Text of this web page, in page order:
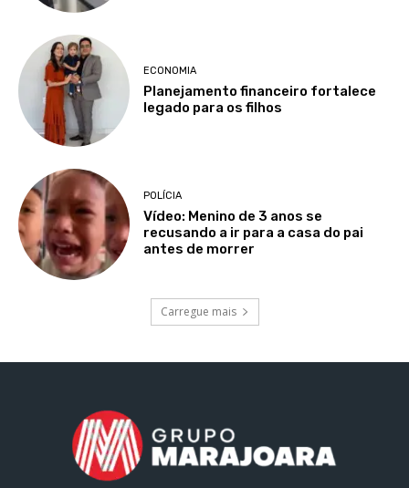
ECONOMIA
Planejamento financeiro fortalece
legado para os filhos
POLÍCIA
Vídeo: Menino de 3 anos se
recusando a ir para a casa do pai
antes de morrer
Carregue mais